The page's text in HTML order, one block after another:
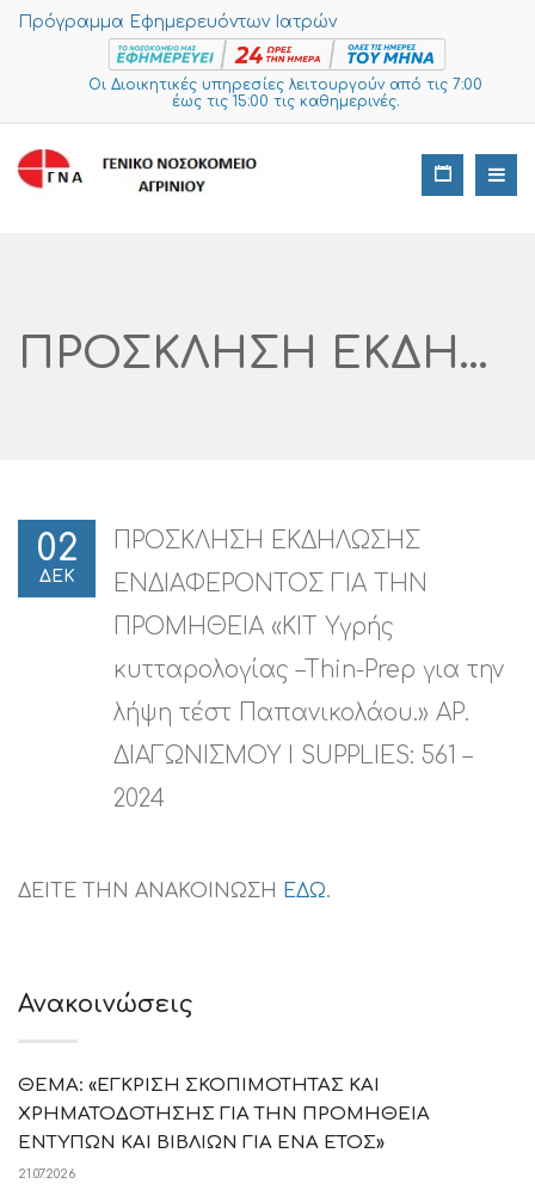
Πρόγραμμα Εφημερευόντων Ιατρών
Οι Διοικητικές υπηρεσίες λειτουργούν από τις 7:00
έως τις 15:00 τις καθημερινές.
ΠΡΟΣΚΛΗΣΗ ΕΚΔΗΛΩΣΗΣ ΕΝΔΙΑΦΕΡΟΝΤΟΣ ΓΙΑ ΤΗΝ ΠΡΟΜΗΘΕΙΑ «ΚΙΤ Υγρής Κυτταρολογίας –Thin-Prep Για Την Λήψη Τέστ Παπανικολάου.» ΑΡ. ΔΙΑΓΩΝΙΣΜΟΥ I SUPPLIES: 561 – 2024
02
ΔΕΚ
ΠΡΟΣΚΛΗΣΗ ΕΚΔΗΛΩΣΗΣ
ΕΝΔΙΑΦΕΡΟΝΤΟΣ ΓΙΑ ΤΗΝ
ΠΡΟΜΗΘΕΙΑ «ΚΙΤ Υγρής
κυτταρολογίας –Thin-Prep για την
λήψη τέστ Παπανικολάου.» ΑΡ.
ΔΙΑΓΩΝΙΣΜΟΥ I SUPPLIES: 561 –
2024
ΔΕΙΤΕ ΤΗΝ ΑΝΑΚΟΙΝΩΣΗ ΕΔΩ.
Ανακοινώσεις
ΘΕΜΑ: «ΕΓΚΡΙΣΗ ΣΚΟΠΙΜΟΤΗΤΑΣ ΚΑΙ
ΧΡΗΜΑΤΟΔΟΤΗΣΗΣ ΓΙΑ ΤΗΝ ΠΡΟΜΗΘΕΙΑ
ΕΝΤΥΠΩΝ ΚΑΙ ΒΙΒΛΙΩΝ ΓΙΑ ΕΝΑ ΕΤΟΣ»
21.07.2026